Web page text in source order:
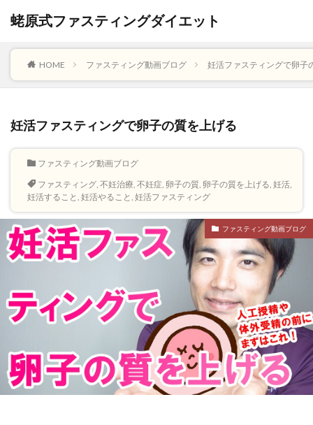
蛯原式ファスティングダイエット
HOME ファスティング動画ブログ 妊活ファスティングで卵子
妊活ファスティングで卵子の質を上げる
ファスティング動画ブログ
ファスティング, 不妊治療, 不妊症, 卵子の質, 卵子の質を上げる, 妊活,
妊活すること , 妊活やること , 妊活ファスティング
ファスティング動画ブログ